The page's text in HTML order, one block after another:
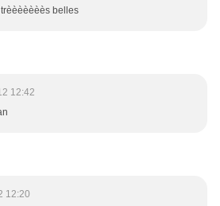
belles
12:42
12:20